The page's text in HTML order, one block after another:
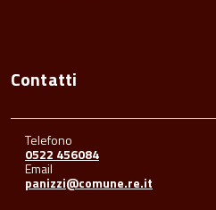
Contatti
Telefono
0522 456084
Email
panizzi@comune.re.it